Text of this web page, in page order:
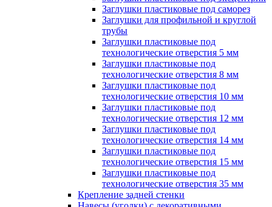
Заглушки пластиковые под саморез
Заглушки для профильной и круглой
трубы
Заглушки пластиковые под
технологические отверстия 5 мм
Заглушки пластиковые под
технологические отверстия 8 мм
Заглушки пластиковые под
технологические отверстия 10 мм
Заглушки пластиковые под
технологические отверстия 12 мм
Заглушки пластиковые под
технологические отверстия 14 мм
Заглушки пластиковые под
технологические отверстия 15 мм
Заглушки пластиковые под
технологические отверстия 35 мм
Крепление задней стенки